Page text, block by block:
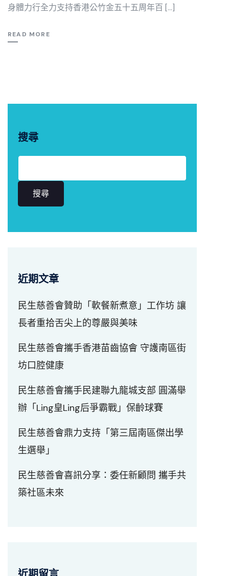
身體力行全力支持香港公竹金五十五周年百 […]
READ MORE
搜尋
搜尋
近期文章
民生慈善會贊助「軟餐新煮意」工作坊 讓
長者重拾舌尖上的尊嚴與美味
民生慈善會攜手香港苗齒協會 守護南區街
坊口腔健康
民生慈善會攜手民建聯九龍城支部 圓滿舉
辦「Ling皇Ling后爭霸戰」保齡球賽
民生慈善會鼎力支持「第三屆南區傑出學
生選舉」
民生慈善會喜訊分享：委任新顧問 攜手共
築社區未來